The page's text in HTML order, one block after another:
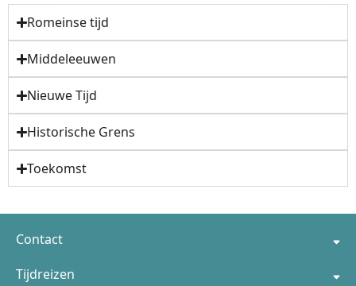
Romeinse tijd
Middeleeuwen
Nieuwe Tijd
Historische Grens
Toekomst
Contact
Tijdreizen